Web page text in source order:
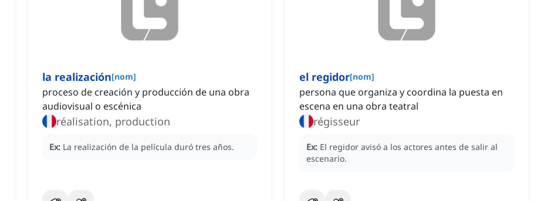
la realización[nom]
proceso de creación y producción de una obra
audiovisual o escénica
réalisation, production
Ex: La realización de la película duró tres años.
el regidor[nom]
persona que organiza y coordina la puesta en
escena en una obra teatral
régisseur
Ex: El regidor avisó a los actores antes de salir al
escenario.